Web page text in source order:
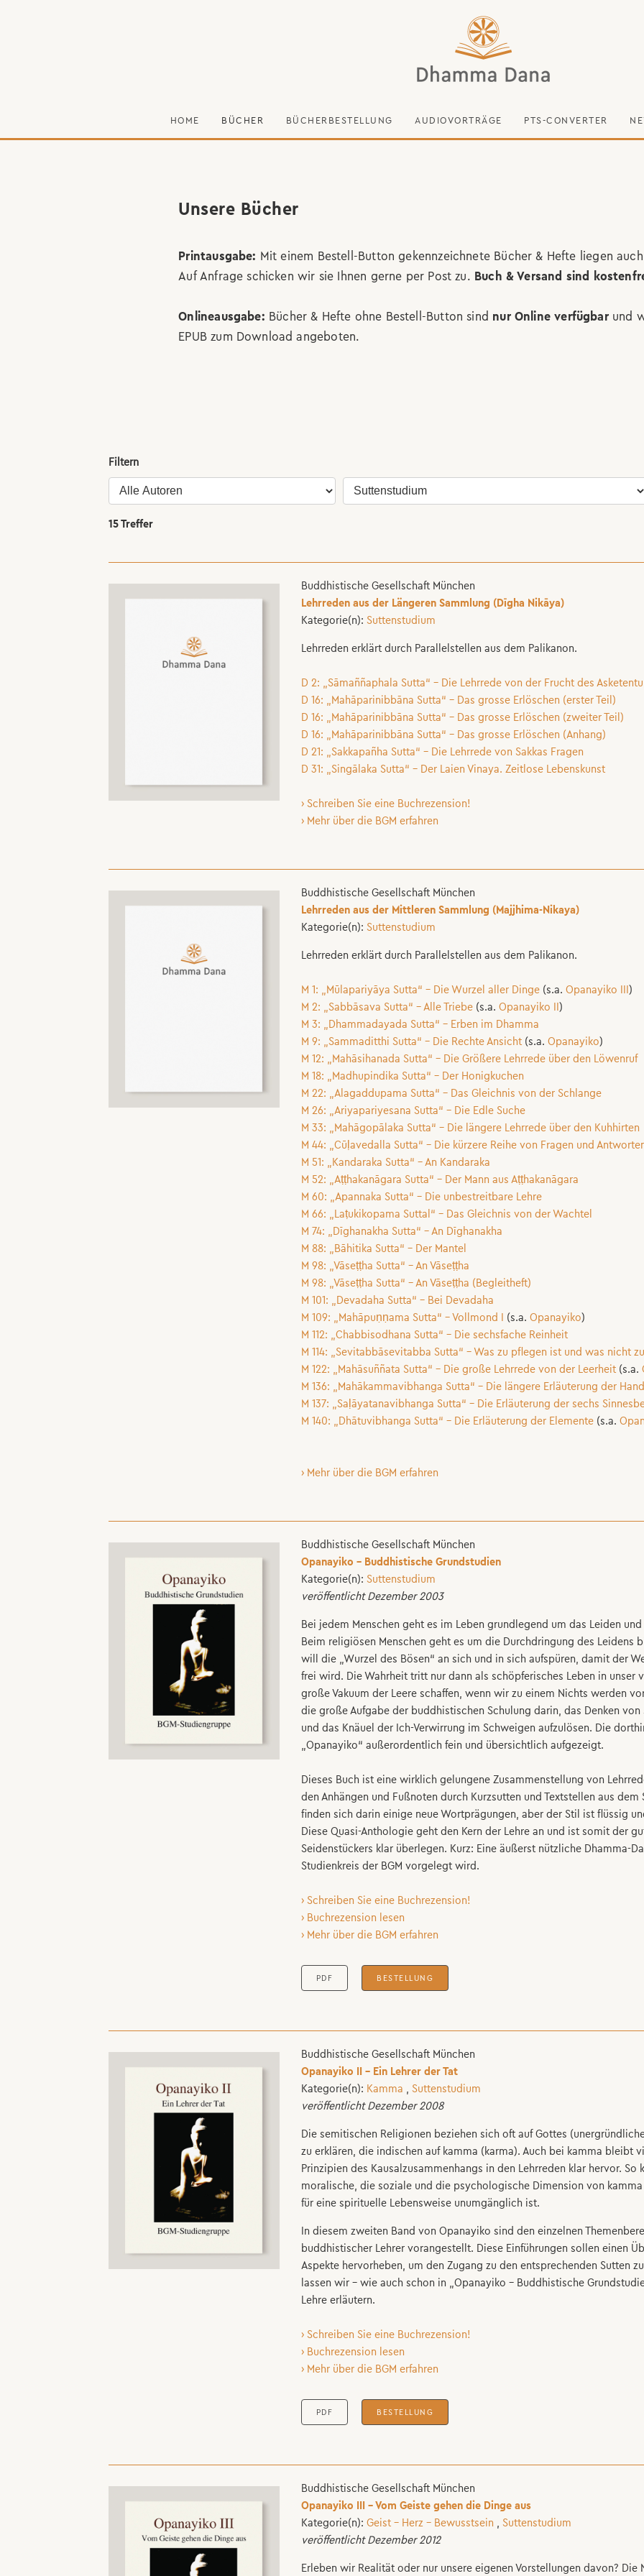
HOME BÜCHER BÜCHERBESTELLUNG AUDIOVORTRÄGE PTS-CONVERTER
Unsere Bücher
Printausgabe: Mit einem Bestell-Button gekennzeichnete Bücher & Hefte liegen
Auf Anfrage schicken wir sie Ihnen gerne per Post zu. Buch & Versand sind
Onlineausgabe: Bücher & Hefte ohne Bestell-Button sind nur Online verfügbarund
EPUB zum Download angeboten.
Filtern
15 Treffer
Buddhistische Gesellschaft München
Lehrreden aus der Längeren Sammlung (Dīgha Nikāya)
Kategorie(n): Suttenstudium
Lehrreden erklärt durch Parallelstellen aus dem Palikanon.
D 2: „Sāmaññaphala Sutta“ – Die Lehrrede von der Frucht des
D 16: „Mahāparinibbāna Sutta“ – Das grosse Erlöschen (erster Teil)
D 16: „Mahāparinibbāna Sutta“ – Das grosse Erlöschen (zweiter Teil)
D 16: „Mahāparinibbāna Sutta“ – Das grosse Erlöschen (Anhang)
D 21: „Sakkapañha Sutta“ – Die Lehrrede von Sakkas Fragen
D 31: „Singālaka Sutta“ – Der Laien Vinaya. Zeitlose Lebenskunst
› Schreiben Sie eine Buchrezension!
› Mehr über die BGM erfahren
Buddhistische Gesellschaft München
Lehrreden aus der Mittleren Sammlung (Majjhima-Nikaya)
Kategorie(n): Suttenstudium
Lehrreden erklärt durch Parallelstellen aus dem Palikanon.
M 1: „Mūlapariyāya Sutta“ – Die Wurzel aller Dinge(s.a. Opanayiko III )
M 2: „Sabbāsava Sutta“ – Alle Triebe(s.a. Opanayiko II )
M 3: „Dhammadayada Sutta“ – Erben im Dhamma
M 9: „Sammaditthi Sutta“ – Die Rechte Ansicht(s.a. Opanayiko)
M 12: „Mahāsihanada Sutta“ – Die Größere Lehrrede über den Löwenruf
M 18: „Madhupindika Sutta“ – Der Honigkuchen
M 22: „Alagaddupama Sutta“ – Das Gleichnis von der Schlange
M 26: „Ariyapariyesana Sutta“ – Die Edle Suche
M 33: „Mahāgopālaka Sutta“ – Die längere Lehrrede über den Kuhhirten
M 44: „Cūḷavedalla Sutta“ – Die kürzere Reihe von Fragen und
M 51: „Kandaraka Sutta“ – An Kandaraka
M 52: „Aṭṭhakanāgara Sutta“ – Der Mann aus Aṭṭhakanāgara
M 60: „Apannaka Sutta“ – Die unbestreitbare Lehre
M 66: „Laṭukikopama Suttal“ – Das Gleichnis von der Wachtel
M 74: „Dīghanakha Sutta“ – An Dīghanakha
M 88: „Bāhitika Sutta“ – Der Mantel
M 98: „Vāseṭṭha Sutta“ – An Vāseṭṭha
M 98: „Vāseṭṭha Sutta“ – An Vāseṭṭha (Begleitheft)
M 101: „Devadaha Sutta“ – Bei Devadaha
M 109: „Mahāpuṇṇama Sutta“ – Vollmond I
(s.a. Opanayiko)
M 112: „Chabbisodhana Sutta“ – Die sechsfache Reinheit
M 114: „Sevitabbāsevitabba Sutta“ – Was zu pflegen ist und was nicht
M 122: „Mahāsuññata Sutta“ – Die große Lehrrede von der Leerheit(s.a.
M 136: „Mahākammavibhanga Sutta“ – Die längere Erläuterung der
M 137: „Saḷāyatanavibhanga Sutta“ – Die Erläuterung der sechs
M 140: „Dhātuvibhanga Sutta“ – Die Erläuterung der Elemente(s.a.
› Mehr über die BGM erfahren
Buddhistische Gesellschaft München
Opanayiko – Buddhistische Grundstudien
Kategorie(n): Suttenstudium
veröffentlicht Dezember 2003
Bei jedem Menschen geht es im Leben grundlegend um das Leiden
Beim religiösen Menschen geht es um die Durchdringung des Leidens
will die „Wurzel des Bösen“ an sich und in sich aufspüren, damit der
frei wird. Die Wahrheit tritt nur dann als schöpferisches Leben in unser
große Vakuum der Leere schaffen, wenn wir zu einem Nichts werden
die große Aufgabe der buddhistischen Schulung darin, das Denken
und das Knäuel der Ich-Verwirrung im Schweigen aufzulösen. Die
„Opanayiko“ außerordentlich fein und übersichtlich aufgezeigt.
Dieses Buch ist eine wirklich gelungene Zusammenstellung von
den Anhängen und Fußnoten durch Kurzsutten und Textstellen aus
finden sich darin einige neue Wortprägungen, aber der Stil ist flüssig
Diese Quasi-Anthologie geht den Kern der Lehre an und ist somit der
Seidenstückers klar überlegen. Kurz: Eine äußerst nützliche Dhamma-
Studienkreis der BGM vorgelegt wird.
› Schreiben Sie eine Buchrezension!
› Buchrezension lesen
› Mehr über die BGM erfahren
PDF BESTELLUNG
Buddhistische Gesellschaft München
Opanayiko II - Ein Lehrer der Tat
Kategorie(n): Kamma
Suttenstudium
veröffentlicht Dezember 2008
Die semitischen Religionen beziehen sich oft auf Gottes
zu erklären, die indischen auf kamma (karma). Auch bei kamma bleibt
Prinzipien des Kausalzusammenhangs in den Lehrreden klar hervor. So
moralische, die soziale und die psychologische Dimension von
für eine spirituelle Lebensweise unumgänglich ist.
In diesem zweiten Band von Opanayiko sind den einzelnen
buddhistischer Lehrer vorangestellt. Diese Einführungen sollen einen
Aspekte hervorheben, um den Zugang zu den entsprechenden Sutten
lassen wir – wie auch schon in „Opanayiko – Buddhistische
Lehre erläutern.
› Schreiben Sie eine Buchrezension!
› Buchrezension lesen
› Mehr über die BGM erfahren
PDF BESTELLUNG
Buddhistische Gesellschaft München
Opanayiko III – Vom Geiste gehen die Dinge aus
Kategorie(n): Geist – Herz – Bewusstsein
Suttenstudium
veröffentlicht Dezember 2012
Erleben wir Realität oder nur unsere eigenen Vorstellungen davon?